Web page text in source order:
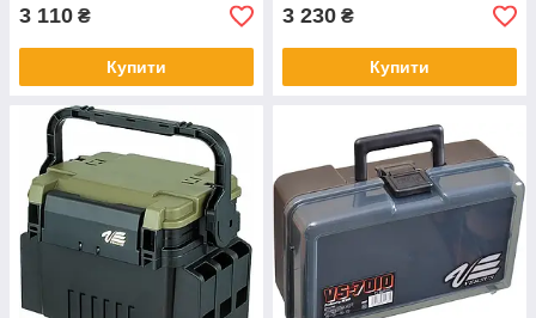
3 110 ₴
Купити
3 230 ₴
Купити